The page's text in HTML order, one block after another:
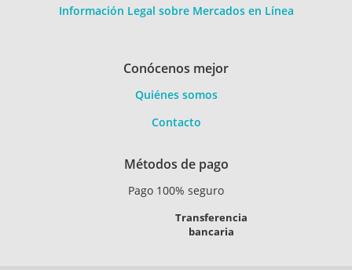
Información Legal sobre Mercados en Línea
Conócenos mejor
Quiénes somos
Contacto
Métodos de pago
Pago 100% seguro
Transferencia
bancaria